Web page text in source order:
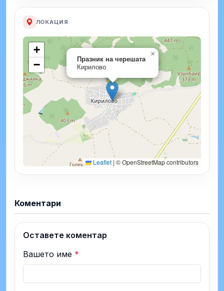
ЛОКАЦИЯ
Празник на черешата
Кирилово
×
+
−
Leaflet | © OpenStreetMap contributors
Коментари
Оставете коментар
Вашето име *